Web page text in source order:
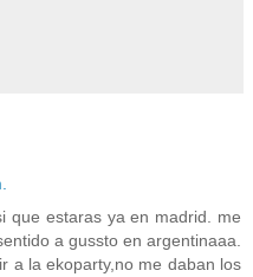
que estaras ya en madrid. me
a gussto en argentinaaa.
a la ekoparty,no me daban los